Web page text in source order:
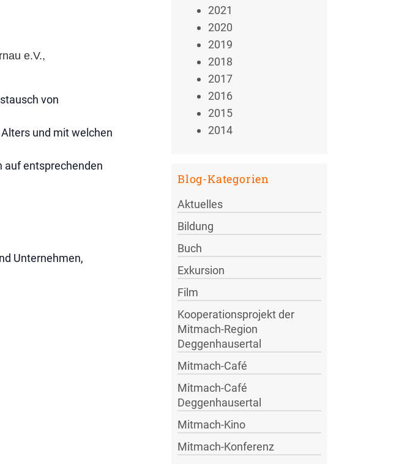
e.V.,
von
und mit welchen
auf entsprechenden
Unternehmen,
2021
2020
2019
2018
2017
2016
2015
2014
Blog-Kategorien
Aktuelles
Bildung
Buch
Exkursion
Film
Kooperationsprojekt der
Mitmach-Region
Deggenhausertal
Mitmach-Café
Mitmach-Café
Deggenhausertal
Mitmach-Kino
Mitmach-Konferenz